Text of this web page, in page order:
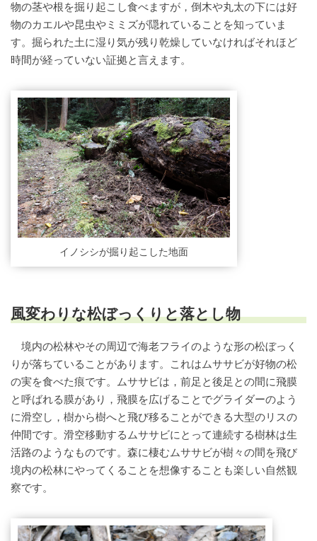
物の茎や根を掘り起こし食べますが，倒木や丸太の下には好
物のカエルや昆虫やミミズが隠れていることを知っていま
す。掘られた土に湿り気が残り乾燥していなければそれほど
時間が経っていない証拠と言えます。
イノシシが掘り起こした地面
風変わりな松ぼっくりと落とし物
境内の松林やその周辺で海老フライのような形の松ぼっく
りが落ちていることがあります。これはムササビが好物の松
の実を食べた痕です。ムササビは，前足と後足との間に飛膜
と呼ばれる膜があり，飛膜を広げることでグライダーのよう
に滑空し，樹から樹へと飛び移ることができる大型のリスの
仲間です。滑空移動するムササビにとって連続する樹林は生
活路のようなものです。森に棲むムササビが樹々の間を飛び
境内の松林にやってくることを想像することも楽しい自然観
察です。